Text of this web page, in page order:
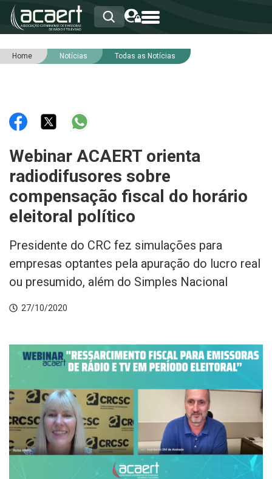
HOME
RNA
NOTÍCIAS
SERVIÇOS
INTEGRIDADE
Home Notícias Todas as Notícias
Webinar ACAERT orienta
radiodifusores sobre
compensação fiscal do horário
eleitoral político
Presidente do CRC fez simulações para
empresas optantes pela apuração do lucro real
ou presumido, além do Simples Nacional
27/10/2020